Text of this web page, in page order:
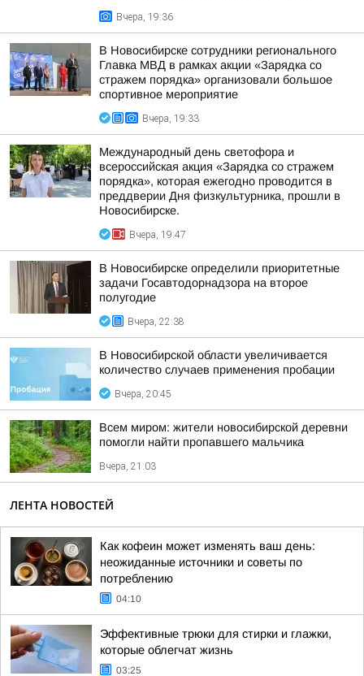
Вчера, 19:36
В Новосибирске сотрудники регионального
Главка МВД в рамках акции «Зарядка со
стражем порядка» организовали большое
спортивное мероприятие
Вчера, 19:33
Международный день светофора и
всероссийская акция «Зарядка со стражем
порядка», которая ежегодно проводится в
преддверии Дня физкультурника, прошли в
Новосибирске.
Вчера, 19:47
В Новосибирске определили приоритетные
задачи Госавтодорнадзора на второе
полугодие
Вчера, 22:38
В Новосибирской области увеличивается
количество случаев применения пробации
Вчера, 20:45
Всем миром: жители новосибирской деревни
помогли найти пропавшего мальчика
Вчера, 21:03
ЛЕНТА НОВОСТЕЙ
Как кофеин может изменять ваш день:
неожиданные источники и советы по
потреблению
04:10
Эффективные трюки для стирки и глажки,
которые облегчат жизнь
03:25